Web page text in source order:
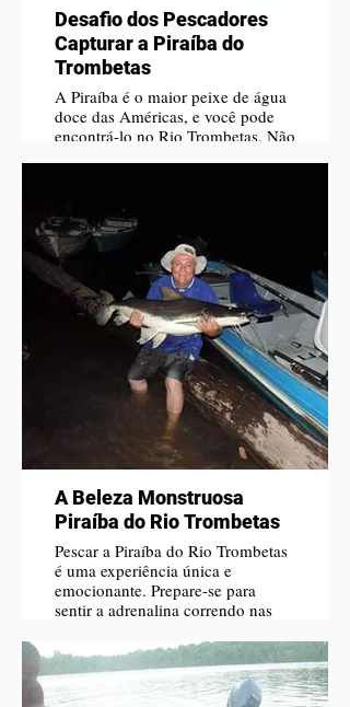
Desafio dos Pescadores
Capturar a Piraíba do
Trombetas
A Piraíba é o maior peixe de água
doce das Américas, e você pode
encontrá-lo no Rio Trombetas. Não
A Beleza Monstruosa
Piraíba do Rio Trombetas
Pescar a Piraíba do Rio Trombetas
é uma experiência única e
emocionante. Prepare-se para
sentir a adrenalina correndo nas